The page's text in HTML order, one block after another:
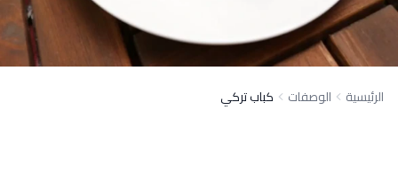
الرئيسية الوصفات كباب تركي